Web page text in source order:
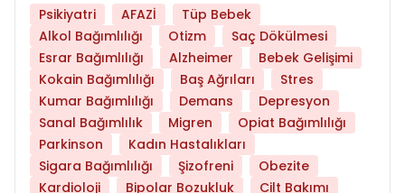
Psikiyatri AFAZİ
Tüp Bebek
Alkol Bağımlılığı
Otizm
Saç Dökülmesi
Esrar Bağımlılığı
Alzheimer
Bebek Gelişimi
Kokain Bağımlılığı
Baş Ağrıları
Stres
Kumar Bağımlılığı
Demans
Depresyon
Sanal Bağımlılık
Migren
Opiat Bağımlılığı
Parkinson
Kadın Hastalıkları
Sigara Bağımlılığı
Şizofreni
Obezite
Kardioloji
Bipolar Bozukluk Cilt Bakımı